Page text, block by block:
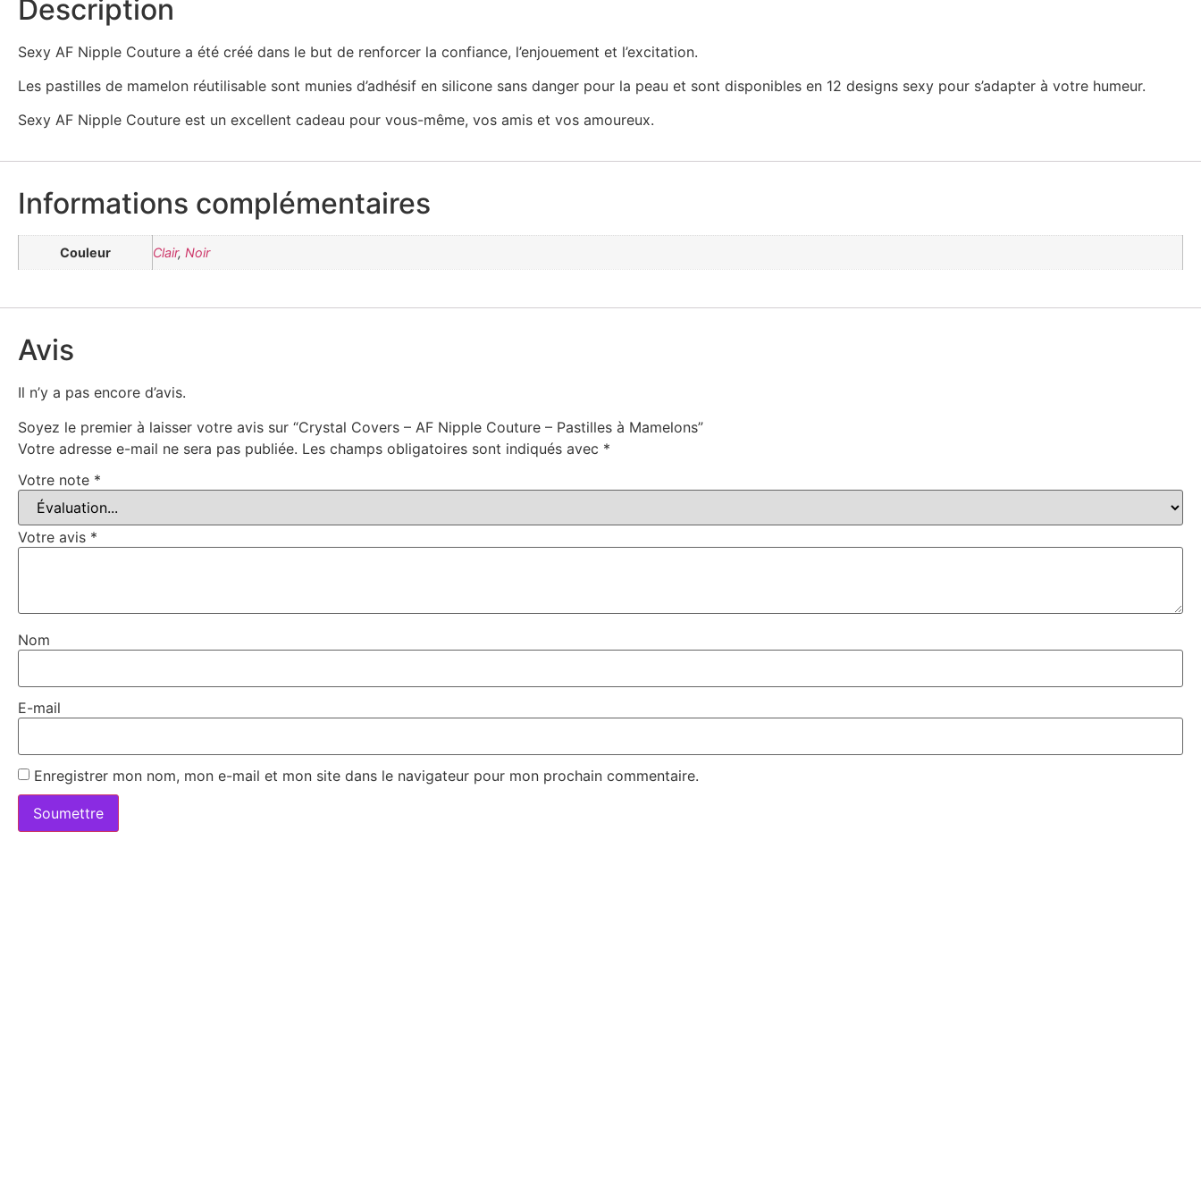
Description
Sexy AF Nipple Couture a été créé dans le but de renforcer la confiance, l’enjouement et l’excitation.
Les pastilles de mamelon réutilisable sont munies d’adhésif en silicone sans danger pour la peau et sont disponibles en 12 designs sexy pour s’adapter à votre humeur.
Sexy AF Nipple Couture est un excellent cadeau pour vous-même, vos amis et vos amoureux.
Informations complémentaires
Couleur Clair, Noir
Avis
Il n’y a pas encore d’avis.
Soyez le premier à laisser votre avis sur “Crystal Covers – AF Nipple Couture – Pastilles à Mamelons”
Votre adresse e-mail ne sera pas publiée. Les champs obligatoires sont indiqués avec *
Votre note *
Votre avis *
Nom
E-mail
Enregistrer mon nom, mon e-mail et mon site dans le navigateur pour mon prochain commentaire.